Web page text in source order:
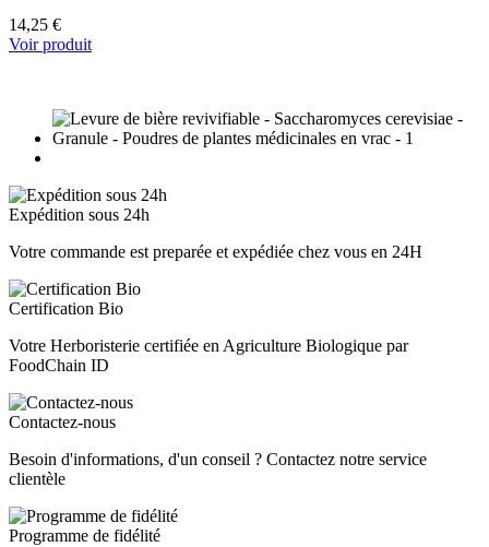
14,25 €
Voir produit
Expédition sous 24h
Votre commande est preparée et expédiée chez vous en 24H
Certification Bio
Votre Herboristerie certifiée en Agriculture Biologique par
FoodChain ID
Contactez-nous
Besoin d'informations, d'un conseil ? Contactez notre service
clientèle
Programme de fidélité